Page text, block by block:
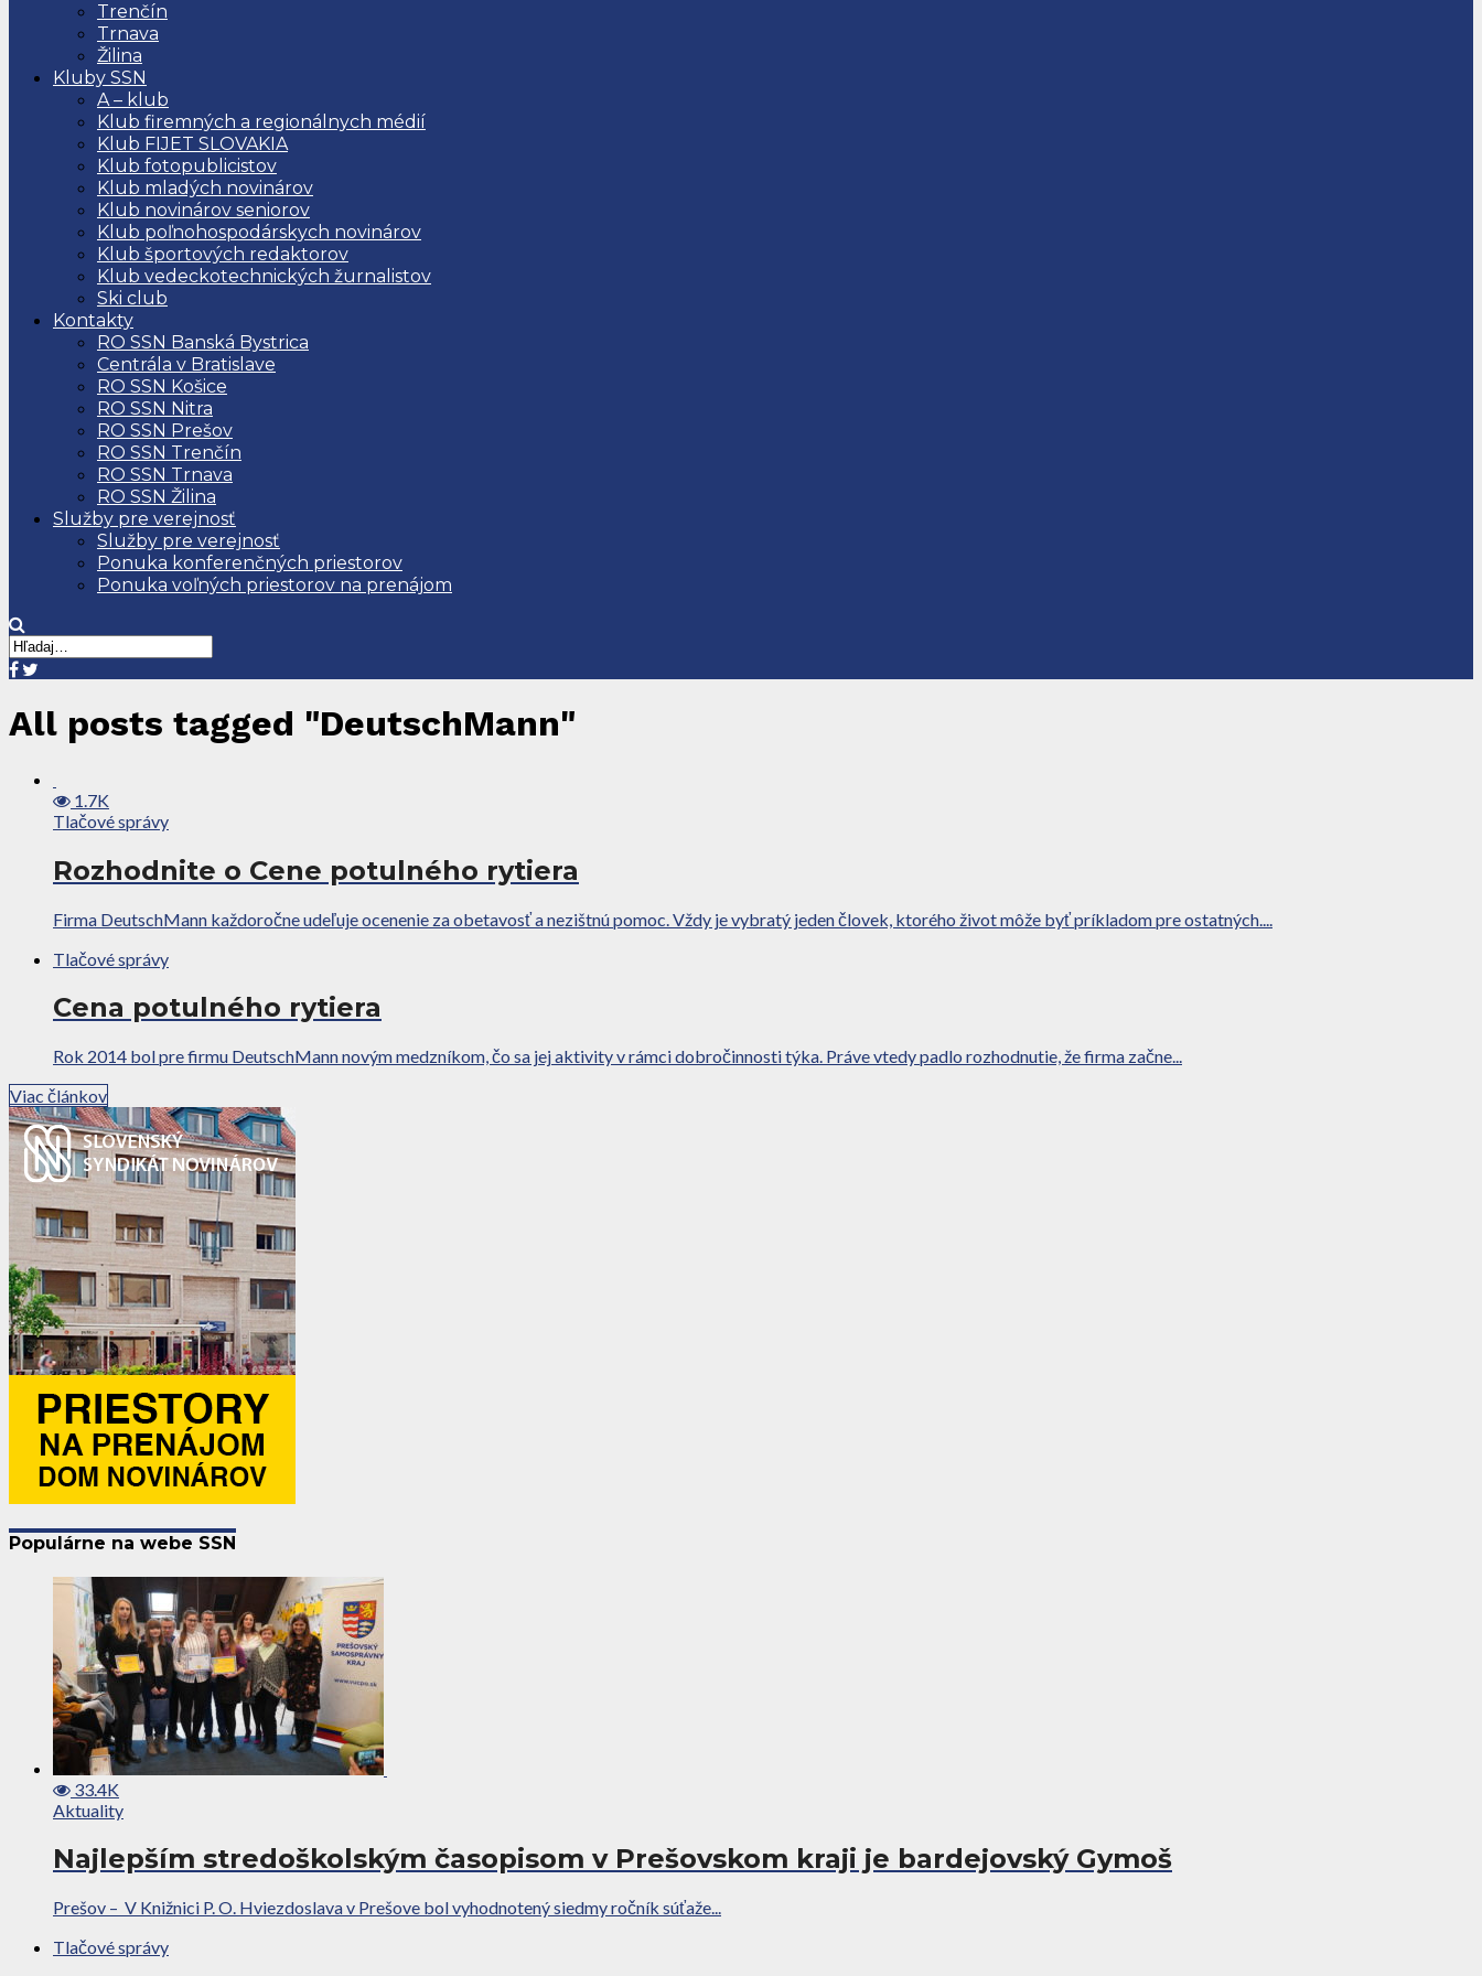
Trenčín
Trnava
Žilina
Kluby SSN
A – klub
Klub firemných a regionálnych médií
Klub FIJET SLOVAKIA
Klub fotopublicistov
Klub mladých novinárov
Klub novinárov seniorov
Klub poľnohospodárskych novinárov
Klub športových redaktorov
Klub vedeckotechnických žurnalistov
Ski club
Kontakty
RO SSN Banská Bystrica
Centrála v Bratislave
RO SSN Košice
RO SSN Nitra
RO SSN Prešov
RO SSN Trenčín
RO SSN Trnava
RO SSN Žilina
Služby pre verejnosť
Služby pre verejnosť
Ponuka konferenčných priestorov
Ponuka voľných priestorov na prenájom
All posts tagged "DeutschMann"
1.7K
Tlačové správy
Rozhodnite o Cene potulného rytiera
Firma DeutschMann každoročne udeľuje ocenenie za obetavosť a nezištnú pomoc. Vždy je vybratý jeden človek, ktorého život môže byť príkladom pre ostatných....
Tlačové správy
Cena potulného rytiera
Rok 2014 bol pre firmu DeutschMann novým medzníkom, čo sa jej aktivity v rámci dobročinnosti týka. Práve vtedy padlo rozhodnutie, že firma začne...
Viac článkov
Populárne na webe SSN
33.4K
Aktuality
Najlepším stredoškolským časopisom v Prešovskom kraji je bardejovský Gymoš
Prešov – V Knižnici P. O. Hviezdoslava v Prešove bol vyhodnotený siedmy ročník súťaže...
Tlačové správy